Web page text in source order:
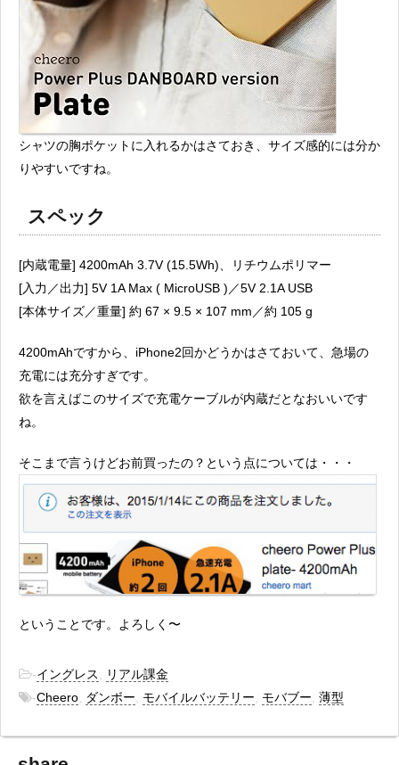
シャツの胸ポケットに入れるかはさておき、サイズ感的には分か
りやすいですね。
スペック
[内蔵電量] 4200mAh 3.7V (15.5Wh)、リチウムポリマー
[入力／出力] 5V 1A Max ( MicroUSB )／5V 2.1A USB
[本体サイズ／重量] 約 67 × 9.5 × 107 mm／約 105 g
4200mAhですから、iPhone2回かどうかはさておいて、急場の
充電には充分すぎです。
欲を言えばこのサイズで充電ケーブルが内蔵だとなおいいです
ね。
そこまで言うけどお前買ったの？という点については・・・
ということです。よろしく〜
-イングレス
リアル課金
-Cheero ダンボー モバイルバッテリー モバブー 薄型